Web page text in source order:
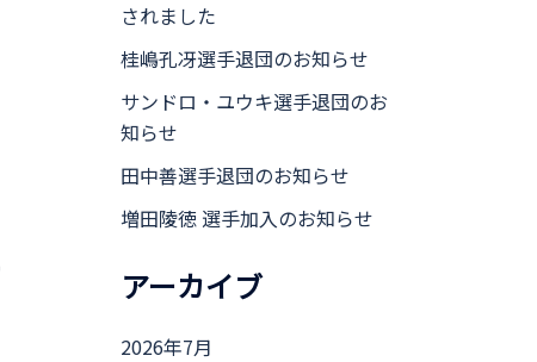
されました
桂嶋孔冴選手退団のお知らせ
サンドロ・ユウキ選手退団のお
知らせ
田中善選手退団のお知らせ
増田陵徳 選手加入のお知らせ
アーカイブ
2026年7月